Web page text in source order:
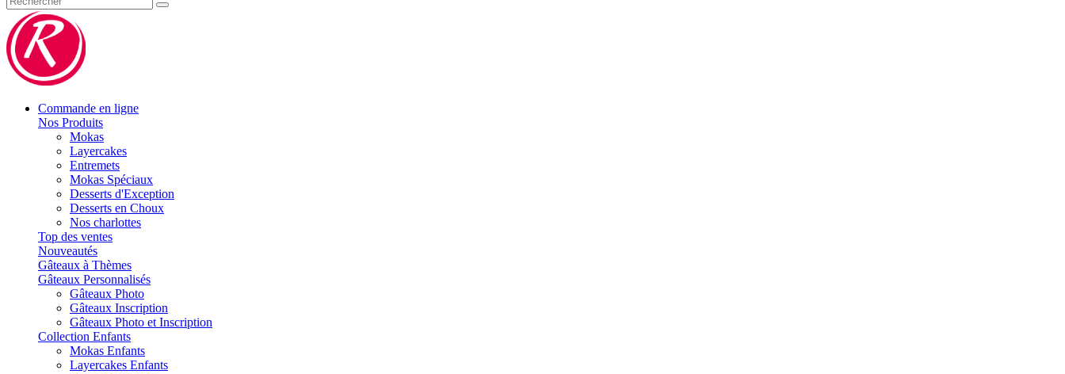
Commande en ligne
Nos Produits
Mokas
Layercakes
Entremets
Mokas Spéciaux
Desserts d'Exception
Desserts en Choux
Nos charlottes
Top des ventes
Nouveautés
Gâteaux à Thèmes
Gâteaux Personnalisés
Gâteaux Photo
Gâteaux Inscription
Gâteaux Photo et Inscription
Collection Enfants
Mokas Enfants
Layercakes Enfants